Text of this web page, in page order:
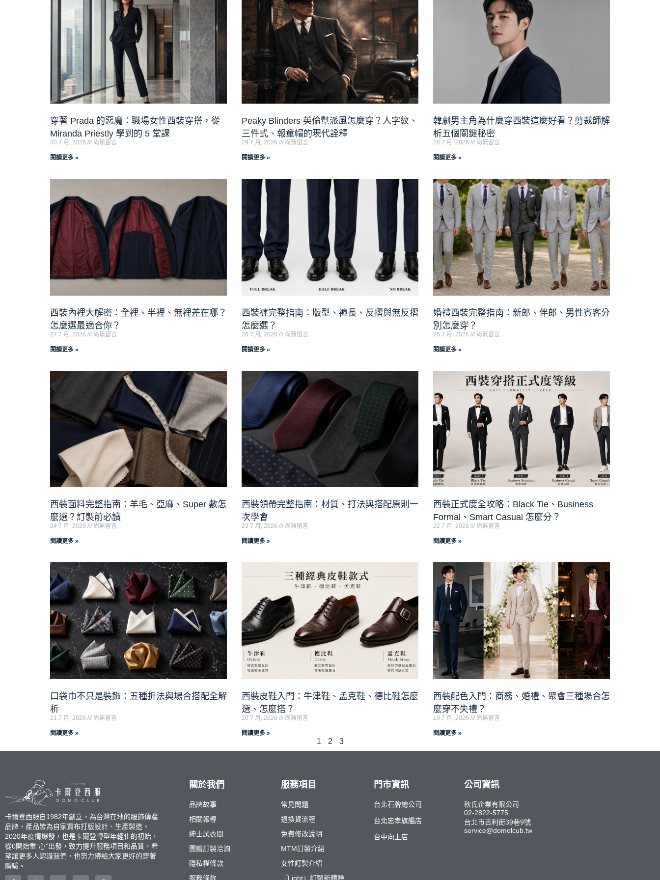
穿著 Prada 的惡魔：職場女性西裝穿搭，從
Miranda Priestly 學到的 5 堂課
30 7 月, 2026 尚無留言
閱讀更多 »
Peaky Blinders 英倫幫派風怎麼穿？人字紋、
三件式、報童帽的現代詮釋
29 7 月, 2026 尚無留言
閱讀更多 »
韓劇男主角為什麼穿西裝這麼好看？剪裁師解
析五個關鍵秘密
28 7 月, 2026 尚無留言
閱讀更多 »
西裝內裡大解密：全裡、半裡、無裡差在哪？
怎麼選最適合你？
27 7 月, 2026 尚無留言
閱讀更多 »
西裝褲完整指南：版型、褲長、反摺與無反摺
怎麼選？
26 7 月, 2026 尚無留言
閱讀更多 »
婚禮西裝完整指南：新郎、伴郎、男性賓客分
別怎麼穿？
25 7 月, 2026 尚無留言
閱讀更多 »
西裝面料完整指南：羊毛、亞麻、Super 數怎
麼選？訂製前必讀
24 7 月, 2026 尚無留言
閱讀更多 »
西裝領帶完整指南：材質、打法與搭配原則一
次學會
23 7 月, 2026 尚無留言
閱讀更多 »
西裝正式度全攻略：Black Tie、Business
Formal、Smart Casual 怎麼分？
22 7 月, 2026 尚無留言
閱讀更多 »
口袋巾不只是裝飾：五種折法與場合搭配全解
析
21 7 月, 2026 尚無留言
閱讀更多 »
西裝皮鞋入門：牛津鞋、孟克鞋、德比鞋怎麼
選、怎麼搭？
20 7 月, 2026 尚無留言
閱讀更多 »
西裝配色入門：商務、婚禮、聚會三種場合怎
麼穿不失禮？
19 7 月, 2026 尚無留言
閱讀更多 »
1 2 3
卡爾登西服自1982年創立，為台灣在地的服飾傳產
品牌，產品皆為自家買布打版設計、生產製造。
2020年疫情爆發，也是卡爾登轉型年輕化的初始，
從0開始重”心”出發，致力提升服務項目和品質，希
望讓更多人認識我們，也努力帶給大家更好的穿著
體驗。
關於我們
品牌故事
相關報導
紳士試衣間
團體訂製洽詢
隱私權條款
服務條款
服務項目
常見問題
退換貨流程
免費修改說明
MTM訂製介紹
女性訂製介紹
『Light』訂製新體驗
門市資訊
台北石牌總公司
台北忠孝旗艦店
台中向上店
公司資訊
秋氏企業有限公司
02-2822-5775
台北市吉利街39巷9號
service@domolcub.tw